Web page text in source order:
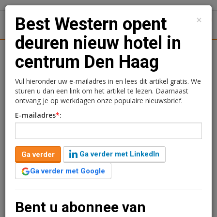
Best Western opent
deuren nieuw hotel in
centrum Den Haag
Kimberly Camu
1 augustus 2019 om 12:15
7 jaar geleden aangepast
1 minuut leestijd
Hotelketen Best Western Hotels & Resorts heeft haar
gelegen aan Grote Marktstraat 36-40, bestaat uit 78
×
Best Western opent
deuren nieuw hotel in
centrum Den Haag
Vul hieronder uw e-mailadres in en lees dit artikel gratis. We
sturen u dan een link om het artikel te lezen. Daarnaast
ontvang je op werkdagen onze populaire nieuwsbrief.
E-mailadres*:
Ga verder
Ga verder met LinkedIn
Ga verder met Google
Bent u abonnee van